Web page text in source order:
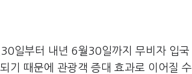
일부터 내년 6월30일까지 무비자 입국
기 때문에 관광객 증대 효과로 이어질 수